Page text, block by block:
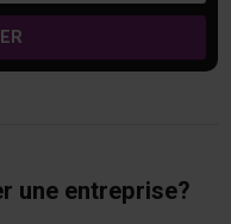
une entreprise?